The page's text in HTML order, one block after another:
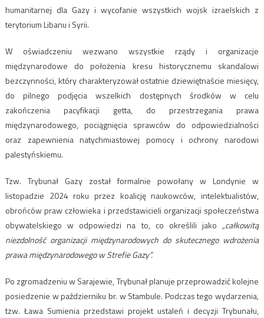
humanitarnej dla Gazy i wycofanie wszystkich wojsk izraelskich z
terytorium Libanu i Syrii.
W oświadczeniu wezwano wszystkie rządy i organizacje
międzynarodowe do położenia kresu historycznemu skandalowi
bezczynności, który charakteryzował ostatnie dziewiętnaście miesięcy,
do pilnego podjęcia wszelkich dostępnych środków w celu
zakończenia pacyfikacji getta, do przestrzegania prawa
międzynarodowego, pociągnięcia sprawców do odpowiedzialności
oraz zapewnienia natychmiastowej pomocy i ochrony narodowi
palestyńskiemu.
Tzw. Trybunał Gazy został formalnie powołany w Londynie w
listopadzie 2024 roku przez koalicję naukowców, intelektualistów,
obrońców praw człowieka i przedstawicieli organizacji społeczeństwa
obywatelskiego w odpowiedzi na to, co określili jako „całkowitą
niezdolność organizacji międzynarodowych do skutecznego wdrożenia
prawa międzynarodowego w Strefie Gazy”.
Po zgromadzeniu w Sarajewie, Trybunał planuje przeprowadzić kolejne
posiedzenie w październiku br. w Stambule. Podczas tego wydarzenia,
tzw. Ława Sumienia przedstawi projekt ustaleń i decyzji Trybunału,